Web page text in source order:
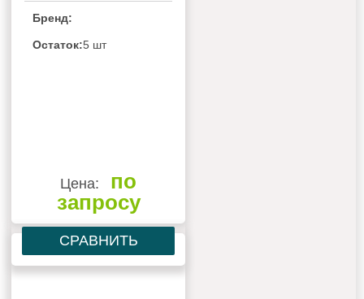
Бренд:
Остаток:5 шт
Цена:
по
запросу
СРАВНИТЬ